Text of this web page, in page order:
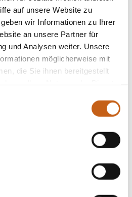
auf unsere Website zu
wir Informationen zu Ihrer
an unsere Partner für
und Analysen weiter. Unsere
möglicherweise mit
die Sie ihnen bereitgestellt